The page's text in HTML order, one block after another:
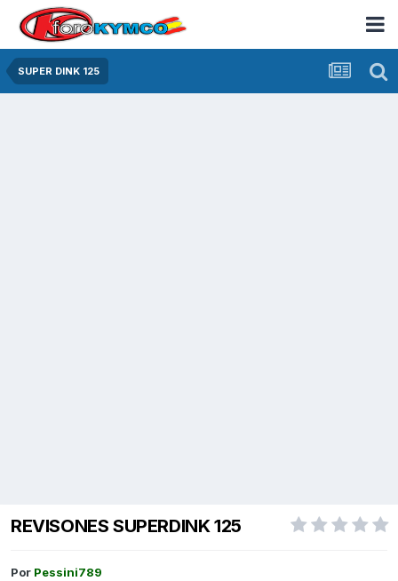
SUPER DINK 125
REVISONES SUPERDINK 125
Por Pessini789